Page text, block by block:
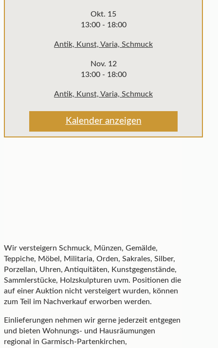
Okt. 15
13:00- 18:00
Antik, Kunst, Varia, Schmuck
Nov. 12
13:00- 18:00
Antik, Kunst, Varia, Schmuck
Kalender anzeigen
Wir versteigern Schmuck, Münzen, Gemälde,
Teppiche, Möbel, Militaria, Orden, Sakrales, Silber,
Porzellan, Uhren, Antiquitäten, Kunstgegenstände,
Sammlerstücke, Holzskulpturen uvm. Positionen die
auf einer Auktion nicht versteigert wurden, können
zum Teil im Nachverkauf erworben werden.
Einlieferungen nehmen wir gerne jederzeit entgegen
und bieten Wohnungs- und Hausräumungen
regional in Garmisch-Partenkirchen,